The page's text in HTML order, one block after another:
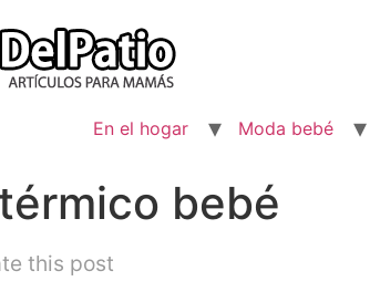
En el hogar Moda bebé
bebé
this post